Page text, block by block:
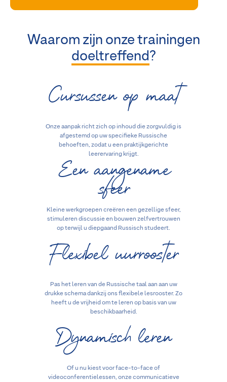
Waarom zijn onze trainingen
doeltreffend?
Cursussen op maat
Onze aanpak richt zich op inhoud die zorgvuldig is
afgestemd op uw specifieke Russische
behoeften, zodat u een praktijkgerichte
leerervaring krijgt.
Een aangename
sfeer
Kleine werkgroepen creëren een gezellige sfeer,
stimuleren discussie en bouwen zelfvertrouwen
op terwijl u diepgaand Russisch studeert.
Flexibel uurrooster
Pas het leren van de Russische taal aan aan uw
drukke schema dankzij ons flexibele lesrooster. Zo
heeft u de vrijheid om te leren op basis van uw
beschikbaarheid.
Dynamisch leren
Of u nu kiest voor face-to-face of
videoconferentielessen, onze communicatieve